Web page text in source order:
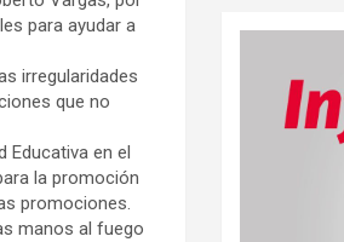
para ayudar a
irregularidades
que no
en el
la promoción
promociones.
manos al fuego